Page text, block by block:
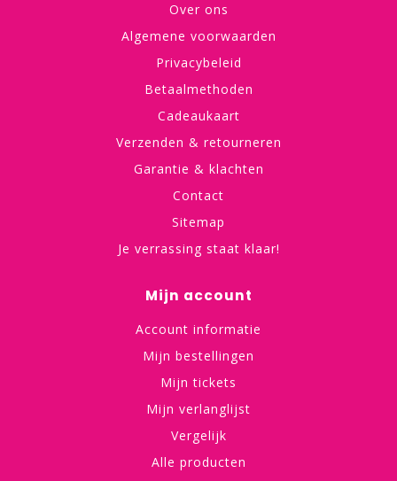
Over ons
Algemene voorwaarden
Privacybeleid
Betaalmethoden
Cadeaukaart
Verzenden & retourneren
Garantie & klachten
Contact
Sitemap
Je verrassing staat klaar!
Mijn account
Account informatie
Mijn bestellingen
Mijn tickets
Mijn verlanglijst
Vergelijk
Alle producten